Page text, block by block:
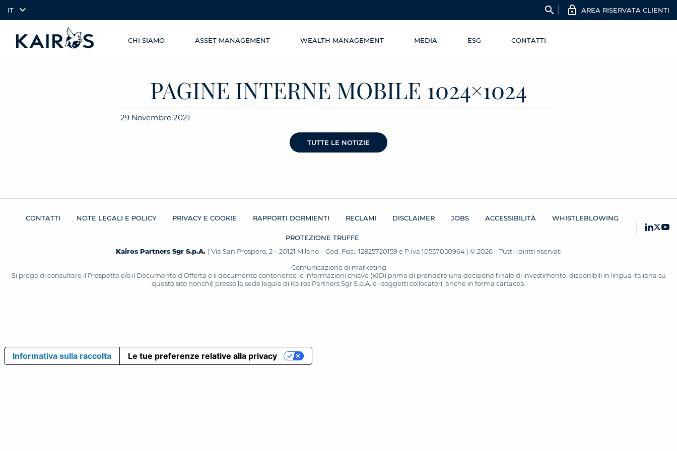
IT search AREA RISERVATA CLIENTI
CHI SIAMO ASSET MANAGEMENT WEALTH MANAGEMENT MEDIA ESG CONTATTI
PAGINE INTERNE MOBILE 1024×1024
29 Novembre 2021
TUTTE LE NOTIZIE
CONTATTI NOTE LEGALI E POLICY PRIVACY E COOKIE RAPPORTI DORMIENTI RECLAMI DISCLAIMER JOBS ACCESSIBILITÀ WHISTLEBLOWING
PROTEZIONE TRUFFE
Kairos Partners Sgr S.p.A. | Via San Prospero, 2 – 20121 Milano – Cod. Fisc.: 12825720159 e P.Iva 10537050964 | © 2026 – Tutti i diritti riservati
Comunicazione di marketing
Si prega di consultare il Prospetto e/o il Documento d’Offerta e il documento contenente le informazioni chiave (KID) prima di prendere una decisione finale di investimento, disponibili in lingua italiana su
questo sito nonché presso la sede legale di Kairos Partners Sgr S.p.A. e i soggetti collocatori, anche in forma cartacea.
Informativa sulla raccolta Le tue preferenze relative alla privacy